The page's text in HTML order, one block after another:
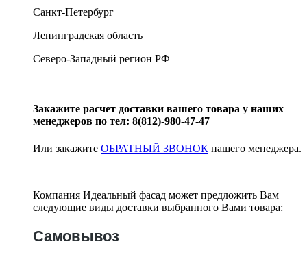
Санкт-Петербург
Ленинградская область
Северо-Западный регион РФ
Закажите расчет доставки вашего товара у наших
менеджеров по тел: 8(812)-980-47-47
Или закажите ОБРАТНЫЙ ЗВОНОК нашего менеджера.
Компания Идеальный фасад может предложить Вам
следующие виды доставки выбранного Вами товара:
Самовывоз